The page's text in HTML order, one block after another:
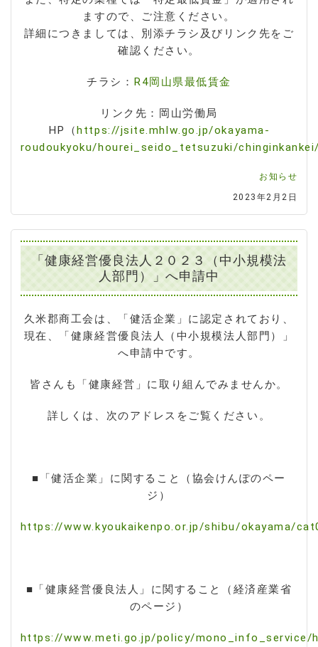
ますので、ご注意ください。
詳細につきましては、別添チラシ及びリンク先をご
確認ください。
チラシ： R4岡山県最低賃金
リンク先：岡山労働局
HP（https://jsite.mhlw.go.jp/okayama-
roudoukyoku/hourei_seido_tetsuzuki/
お知らせ
2023年2月2日
「健康経営優良法人２０２３（中小規模法
人部門）」へ申請中
久米郡商工会は、「健活企業」に認定されており、
現在、「健康経営優良法人（中小規模法人部門）」
へ申請中です。
皆さんも「健康経営」に取り組んでみませんか。
詳しくは、次のアドレスをご覧ください。
■「健活企業」に関すること（協会けんぽのペー
ジ）
https://www.kyoukaikenpo.or.jp/shibu/okayama/
■「健康経営優良法人」に関すること（経済産業省
のページ）
https://www.meti.go.jp/policy/mono_info_service/